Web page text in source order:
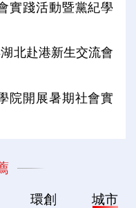
實踐活動暨黨紀學
北赴港新生交流會
院開展暑期社會實
環創 城市